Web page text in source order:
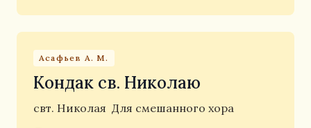
Асафьев А. М.
Кондак св. Николаю
свт. Николая Для смешанного хора